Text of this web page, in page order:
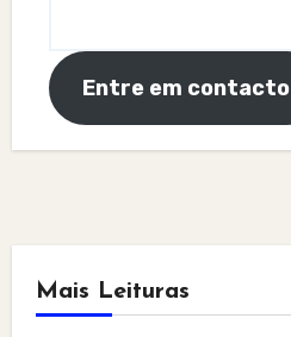
Entre em contacto
Mais Leituras